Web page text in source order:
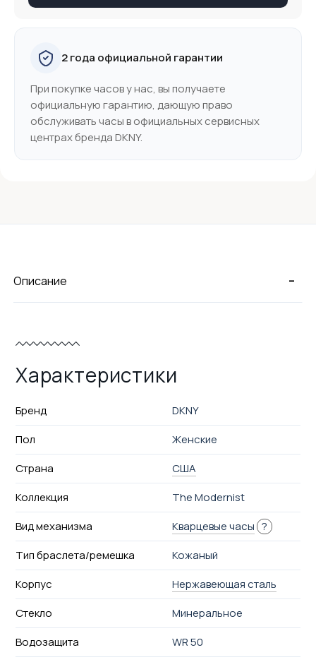
2 года официальной гарантии
При покупке часов у нас, вы получаете
официальную гарантию, дающую право
обслуживать часы в официальных сервисных
центрах бренда DKNY.
-
Описание
Характеристики
Бренд
DKNY
Пол
Женские
Страна
США
Коллекция
The Modernist
Вид механизма
Кварцевые часы ?
Тип браслета/ремешка
Кожаный
Корпус
Нержавеющая сталь
Стекло
Минеральное
Водозащита
WR 50